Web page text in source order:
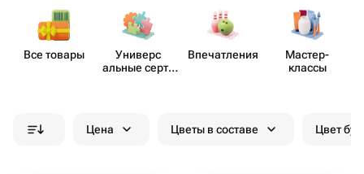
Все товары
Универс​
альные серти​
Впеча​тления
Мастер-​
классы
Цена Цветы в составе Цвет